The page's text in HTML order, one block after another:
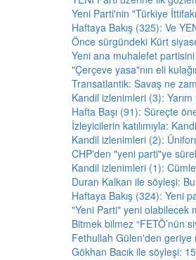
Yeni Parti'nin "Türkiye
Haftaya Bakış (325): Ve
Önce sürgündeki Kürt
Yeni ana muhalefet
"Çerçeve yasa"nın eli
Transatlantik: Savaş ne
Kandil izlenimleri (3):
Hafta Başı (91): Süreçte
İzleyicilerin katılımıyla:
Kandil izlenimleri (2):
CHP'den "yeni parti"ye
Kandil izlenimleri (1):
Duran Kalkan ile söyleşi:
Haftaya Bakış (324): Yeni
"Yeni Parti" yeni olabilecek
Bitmek bilmez “FETÖ’nün
Fethullah Gülen'den geriye
Gökhan Bacık ile söyleşi: